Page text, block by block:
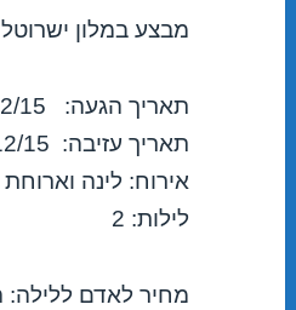
מבצע במלון
תאריך הגעה: 04/12/15
תאריך עזיבה: 06/12/15
אירוח: לינה
לילות: 2
מחיר לאדם ללילה: